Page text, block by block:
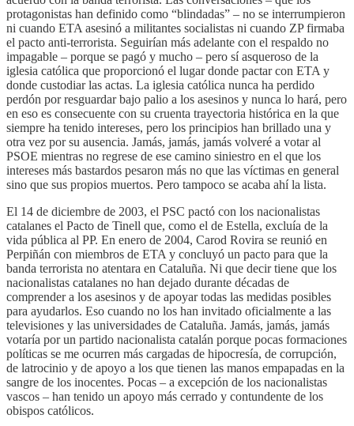
protagonistas han definido como “blindadas” – no se interrumpieron
ni cuando ETA asesinó a militantes socialistas ni cuando ZP firmaba
el pacto anti-terrorista. Seguirían más adelante con el respaldo no
impagable – porque se pagó y mucho – pero sí asqueroso de la
iglesia católica que proporcionó el lugar donde pactar con ETA y
donde custodiar las actas. La iglesia católica nunca ha perdido
perdón por resguardar bajo palio a los asesinos y nunca lo hará, pero
en eso es consecuente con su cruenta trayectoria histórica en la que
siempre ha tenido intereses, pero los principios han brillado una y
otra vez por su ausencia. Jamás, jamás, jamás volveré a votar al
PSOE mientras no regrese de ese camino siniestro en el que los
intereses más bastardos pesaron más no que las víctimas en general
sino que sus propios muertos. Pero tampoco se acaba ahí la lista.
El 14 de diciembre de 2003, el PSC pactó con los nacionalistas
catalanes el Pacto de Tinell que, como el de Estella, excluía de la
vida pública al PP. En enero de 2004, Carod Rovira se reunió en
Perpiñán con miembros de ETA y concluyó un pacto para que la
banda terrorista no atentara en Cataluña. Ni que decir tiene que los
nacionalistas catalanes no han dejado durante décadas de
comprender a los asesinos y de apoyar todas las medidas posibles
para ayudarlos. Eso cuando no los han invitado oficialmente a las
televisiones y las universidades de Cataluña. Jamás, jamás, jamás
votaría por un partido nacionalista catalán porque pocas formaciones
políticas se me ocurren más cargadas de hipocresía, de corrupción,
de latrocinio y de apoyo a los que tienen las manos empapadas en la
sangre de los inocentes. Pocas – a excepción de los nacionalistas
vascos – han tenido un apoyo más cerrado y contundente de los
obispos católicos.